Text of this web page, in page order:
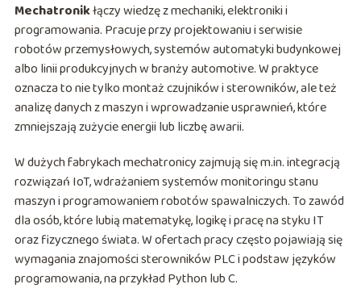
Mechatronikłączy wiedzę z mechaniki, elektroniki i
programowania. Pracuje przy projektowaniu i serwisie
robotów przemysłowych, systemów automatyki budynkowej
albo linii produkcyjnych w branży automotive. W praktyce
oznacza to nie tylko montaż czujników i sterowników, ale też
analizę danych z maszyn i wprowadzanie usprawnień, które
zmniejszają zużycie energii lub liczbę awarii.
W dużych fabrykach mechatronicy zajmują się m.in. integracją
rozwiązań IoT, wdrażaniem systemów monitoringu stanu
maszyn i programowaniem robotów spawalniczych. To zawód
dla osób, które lubią matematykę, logikę i pracę na styku IT
oraz fizycznego świata. W ofertach pracy często pojawiają się
wymagania znajomości sterowników PLC i podstaw języków
programowania, na przykład Python lub C.